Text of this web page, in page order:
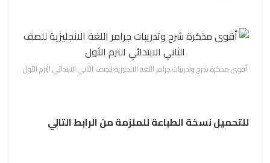
أقوى مذكرة شرح وتدريبات جرامر اللغة الانجليزية للصف الثاني الابتدائي الترم الأول
للتحميل نسخة الطباعة للملزمة من الرابط التالي